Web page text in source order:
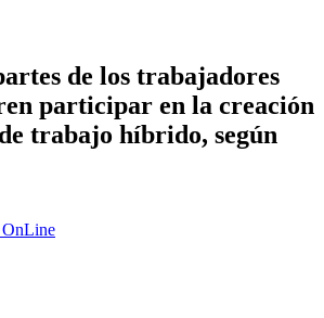
de los trabajadores
participar en la creación
trabajo híbrido, según
OnLine